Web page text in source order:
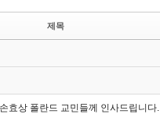
제목
효상 폴란드 교민들께 인사드립니다.